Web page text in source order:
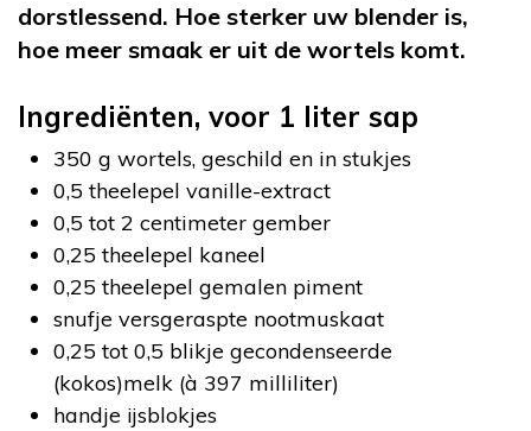
dorstlessend. Hoe sterker uw blender is,
hoe meer smaak er uit de wortels komt.
Ingrediënten, voor 1 liter sap
350 g wortels, geschild en in stukjes
0,5 theelepel vanille-extract
0,5 tot 2 centimeter gember
0,25 theelepel kaneel
0,25 theelepel gemalen piment
snufje versgeraspte nootmuskaat
0,25 tot 0,5 blikje gecondenseerde
(kokos)melk (à 397 milliliter)
handje ijsblokjes